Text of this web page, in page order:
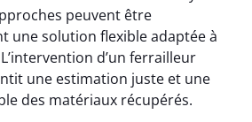
peuvent être
une solution flexible adaptée à
d’un ferrailleur
une estimation juste et une
des matériaux récupérés.